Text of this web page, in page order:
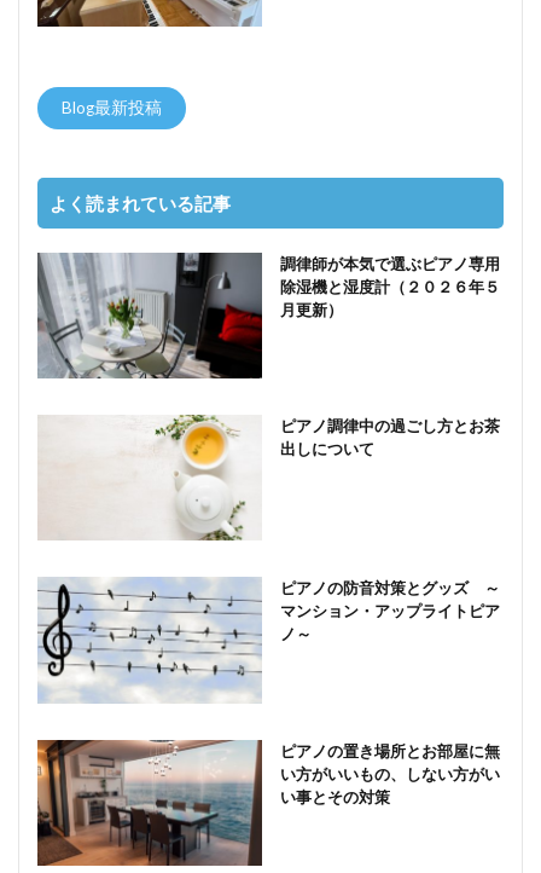
Blog最新投稿
よく読まれている記事
調律師が本気で選ぶピアノ専用
除湿機と湿度計（２０２６年５
月更新）
ピアノ調律中の過ごし方とお茶
出しについて
ピアノの防音対策とグッズ ～
マンション・アップライトピア
ノ～
ピアノの置き場所とお部屋に無
い方がいいもの、しない方がい
い事とその対策